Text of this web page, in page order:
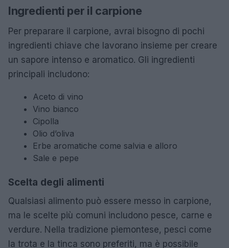
Ingredienti per il carpione
Per preparare il carpione, avrai bisogno di pochi
ingredienti chiave che lavorano insieme per creare
un sapore intenso e aromatico. Gli ingredienti
principali includono:
Aceto di vino
Vino bianco
Cipolla
Olio d’oliva
Erbe aromatiche come salvia e alloro
Sale e pepe
Scelta degli alimenti
Qualsiasi alimento può essere messo in carpione,
ma le scelte più comuni includono pesce, carne e
verdure. Nella tradizione piemontese, pesci come
la trota e la tinca sono preferiti, ma è possibile